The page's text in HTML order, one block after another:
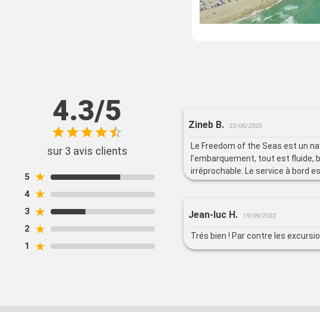
4.3/5
sur 3 avis clients
5 ★
4 ★
3 ★
2 ★
1 ★
Zineb B. 23/06/2025
Le Freedom of the Seas est un
l’embarquement, tout est fluide,
irréprochable. Le service à bord
petits soins, toujours souriant et
passager vive une croisière
du début à la fin. Une expérience
Jean-luc H. 19/09/2022
Trés bien ! Par contre les